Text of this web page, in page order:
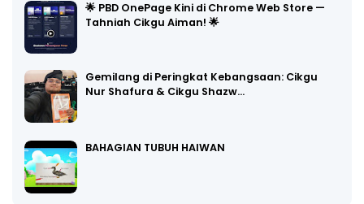
🌟 PBD OnePage Kini di Chrome Web Store —
Tahniah Cikgu Aiman! 🌟
Gemilang di Peringkat Kebangsaan: Cikgu
Nur Shafura & Cikgu Shazw…
BAHAGIAN TUBUH HAIWAN